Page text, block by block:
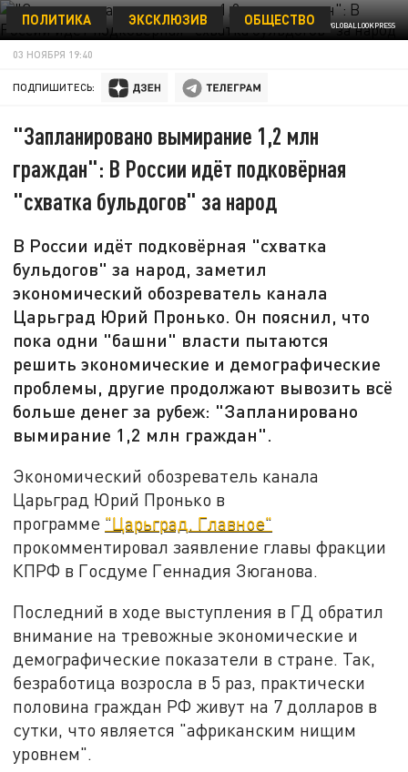
KONSTANTIN KOKOSHKIN/GLOBALLOOKPRESS
ПОЛИТИКА ЭКСКЛЮЗИВ ОБЩЕСТВО
03 НОЯБРЯ 19:40
ПОДПИШИТЕСЬ:
"Запланировано вымирание 1,2 млн
граждан": В России идёт подковёрная
"схватка бульдогов" за народ
В России идёт подковёрная "схватка
бульдогов" за народ, заметил
экономический обозреватель канала
Царьград Юрий Пронько. Он пояснил, что
пока одни "башни" власти пытаются
решить экономические и демографические
проблемы, другие продолжают вывозить всё
больше денег за рубеж: "Запланировано
вымирание 1,2 млн граждан".
Экономический обозреватель канала
Царьград Юрий Пронько в
программе "Царьград. Главное"
прокомментировал заявление главы фракции
КПРФ в Госдуме Геннадия Зюганова.
Последний в ходе выступления в ГД обратил
внимание на тревожные экономические и
демографические показатели в стране. Так,
безработица возросла в 5 раз, практически
половина граждан РФ живут на 7 долларов в
сутки, что является "африканским нищим
уровнем".